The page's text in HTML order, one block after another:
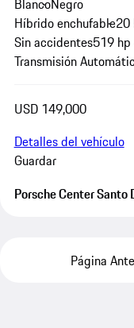
Híbrido enchufable20
Sin accidentes519
Transmisión
USD 149,000
Detalles del vehículo
Guardar
Porsche Center Santo
Página